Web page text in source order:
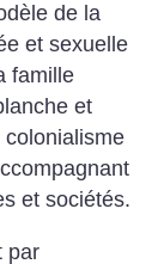
de la
et sexuelle
famille
et
colonialisme
et sociétés.
par